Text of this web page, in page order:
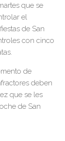
que se
el
de San
con cinco
de
deben
que se les
de San